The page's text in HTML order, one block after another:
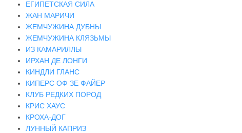
ЕГИПЕТСКАЯ СИЛА
ЖАН МАРИЧИ
ЖЕМЧУЖИНА ДУБНЫ
ЖЕМЧУЖИНА КЛЯЗЬМЫ
ИЗ КАМАРИЛЛЫ
ИРХАН ДЕ ЛОНГИ
КИНДЛИ ГЛАНС
КИПЕРС ОФ ЗЕ ФАЙЕР
КЛУБ РЕДКИХ ПОРОД
КРИС ХАУС
КРОХА-ДОГ
ЛУННЫЙ КАПРИЗ